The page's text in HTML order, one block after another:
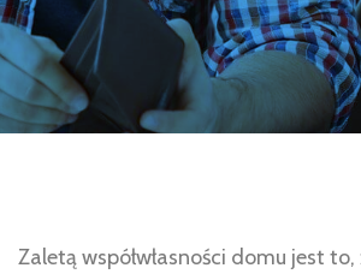
Zaletą współwłasności domu jest